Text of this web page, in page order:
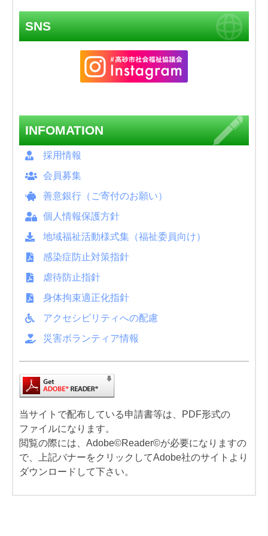
SNS
INFOMATION
採用情報
会員募集
善意銀行（ご寄付のお願い）
個人情報保護方針
地域福祉活動様式集（福祉委員向け）
感染症防止対策指針
虐待防止指針
身体拘束適正化指針
アクセシビリティへの配慮
災害ボランティア情報
当サイトで配布している申請書等は、PDF形式の
ファイルになります。
閲覧の際には、Adobe©Reader©が必要になりますの
で、上記バナーをクリックしてAdobe社のサイトより
ダウンロードして下さい。